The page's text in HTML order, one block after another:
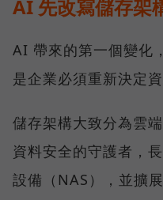
AI 先改寫儲存架
AI 帶來的第一個變化
是企業必須重新決定資
儲存架構大致分為雲
資料安全的守護者，
設備（NAS），並擴